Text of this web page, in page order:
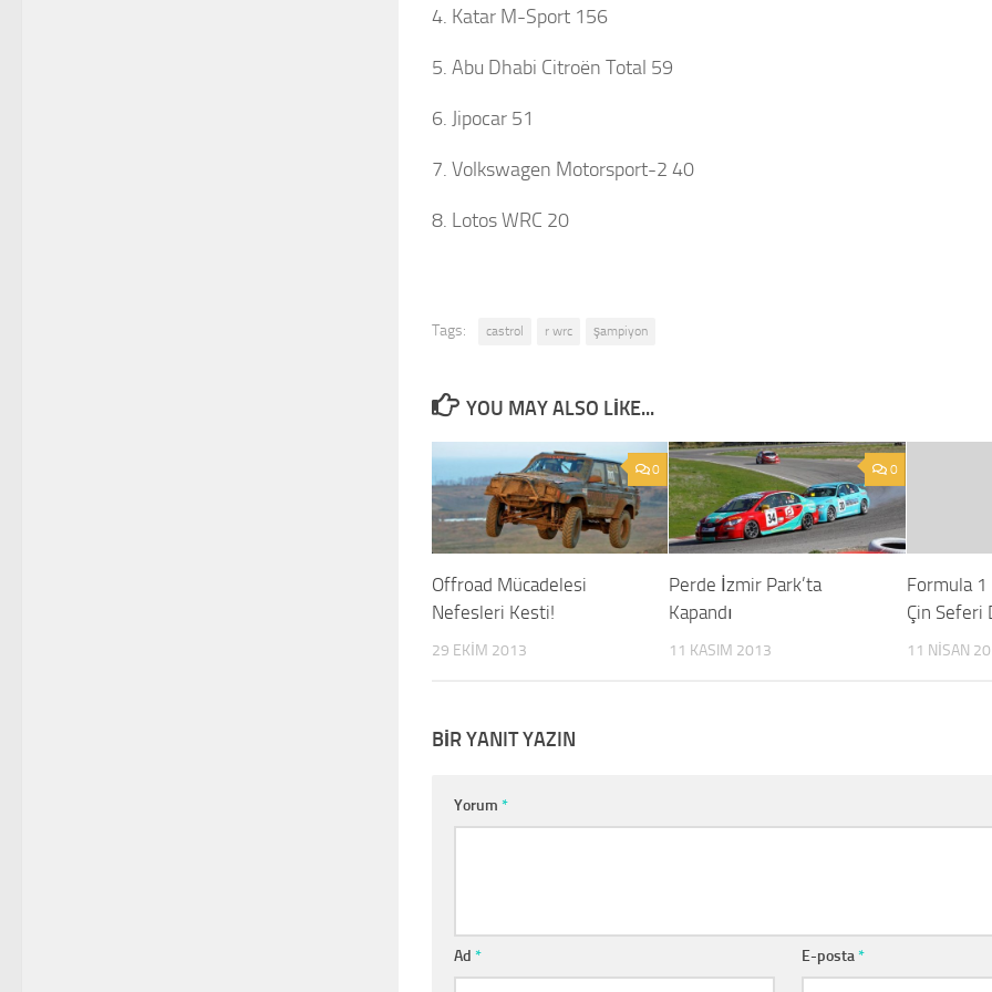
4. Katar M-Sport 156
5. Abu Dhabi Citroën Total 59
6. Jipocar 51
7. Volkswagen Motorsport-2 40
8. Lotos WRC 20
Tags: castrol r wrc şampiyon
YOU MAY ALSO LIKE...
0
Offroad Mücadelesi
Nefesleri Kesti!
29 EKIM 2013
0
Perde İzmir Park’ta
Kapandı
11 KASIM 2013
Formula 1
Çin Seferi
11 NISAN
BIR YANIT YAZIN
Yorum *
Ad * E-posta*